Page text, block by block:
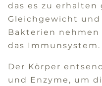
das es zu
Gleichgewicht
Bakterien
das Immunsystem.
Der Körper
und Enzyme, um